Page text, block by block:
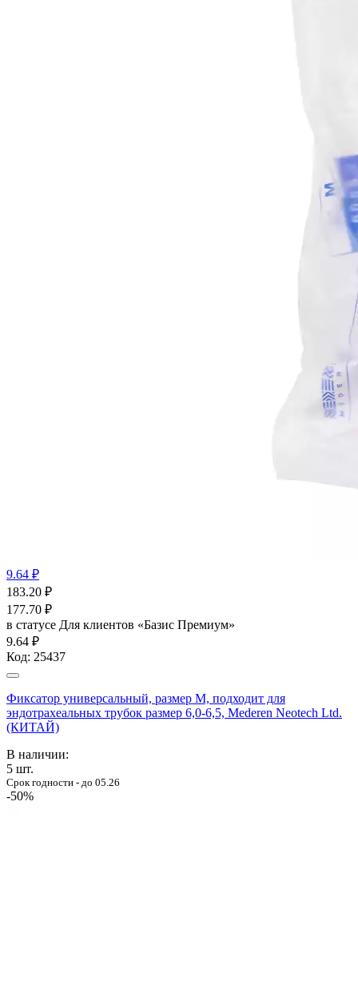
9.64 ₽
183.20 ₽
177.70 ₽
в статусе Для клиентов «Базис Премиум»
9.64 ₽
Код: 25437
Фиксатор универсальный, размер М, подходит для
эндотрахеальных трубок размер 6,0-6,5, Mederen Neotech Ltd.
(КИТАЙ)
В наличии:
5 шт.
Срок годности - до 05.26
-50%